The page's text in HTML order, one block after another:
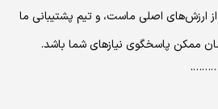
ارزش‌های اصلی ماست، و تیم پشتیبانی ما
ممکن پاسخگوی نیازهای شما باشد.